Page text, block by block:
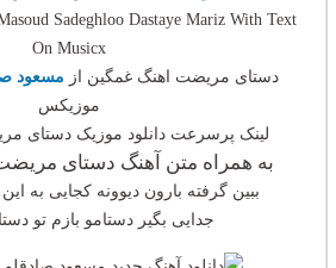
Sadeghloo Dastaye Mariz With Text
On Musicx
دستای مریضت اهنگ غمگین از مسعود
موزیکس
لینک پرسرعت دانلود موزیک دستای
به همراه متن آهنگ دستای
ببین گرفته بارون دیوونه کجایی به
جدایی بگیر دستامو بازم تو